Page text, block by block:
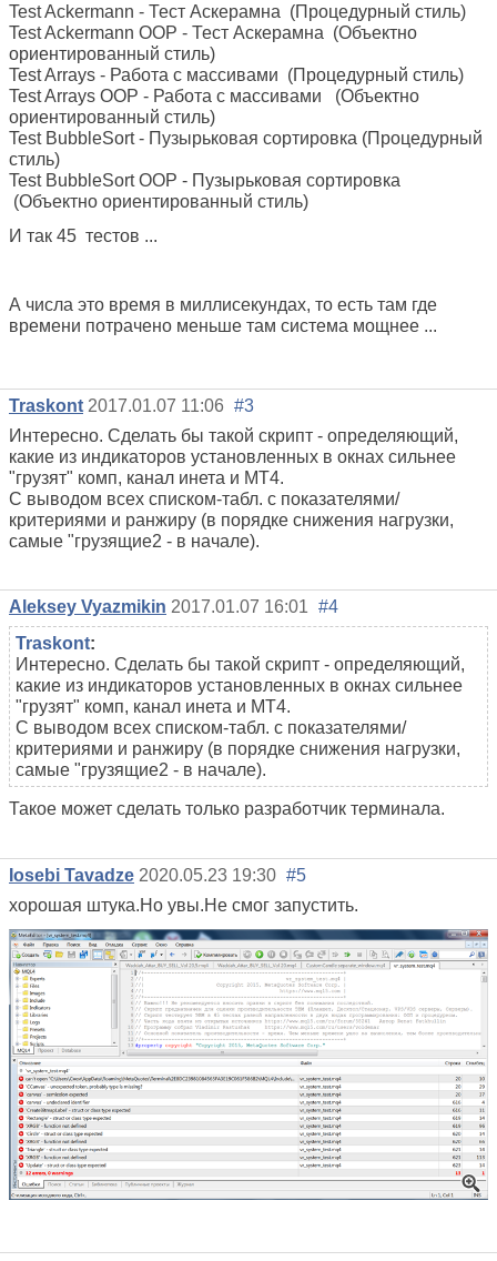
Test Ackermann - Тест Аскерамна (Процедурный стиль)
Test Ackermann OOP - Тест Аскерамна (Объектно
ориентированный стиль)
Test Arrays - Работа с массивами (Процедурный стиль)
Test Arrays OOP - Работа с массивами (Объектно
ориентированный стиль)
Test BubbleSort - Пузырьковая сортировка (Процедурный
стиль)
Test BubbleSort OOP - Пузырьковая сортировка
(Объектно ориентированный стиль)
И так 45 тестов ...
А числа это время в миллисекундах, то есть там где
времени потрачено меньше там система мощнее ...
Traskont 2017.01.07 11:06 #3
Интересно. Сделать бы такой скрипт - определяющий,
какие из индикаторов установленных в окнах сильнее
"грузят" комп, канал инета и МТ4.
С выводом всех списком-табл. с показателями/
критериями и ранжиру (в порядке снижения нагрузки,
самые "грузящие2 - в начале).
Aleksey Vyazmikin 2017.01.07 16:01 #4
Traskont:
Интересно. Сделать бы такой скрипт - определяющий,
какие из индикаторов установленных в окнах сильнее
"грузят" комп, канал инета и МТ4.
С выводом всех списком-табл. с показателями/
критериями и ранжиру (в порядке снижения нагрузки,
самые "грузящие2 - в начале).
Такое может сделать только разработчик терминала.
Iosebi Tavadze 2020.05.23 19:30 #5
хорошая штука.Но увы.Не смог запустить.